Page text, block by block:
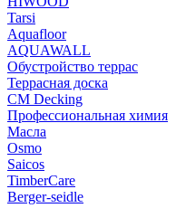
Tarsi
Aquafloor
AQUAWALL
Обустройство террас
Террасная доска
CM Decking
Профессиональная химия
Масла
Osmo
Saicos
TimberCare
Berger-seidle